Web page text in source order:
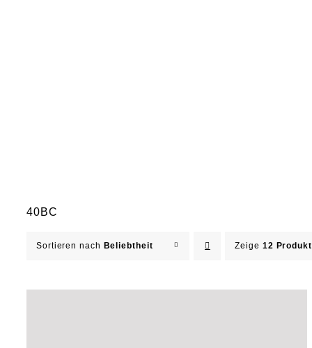
40BC
Sortieren nach Beliebtheit Zeige 12